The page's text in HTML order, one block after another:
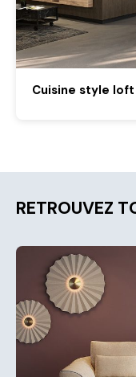
Cuisine style
RETROUVEZ